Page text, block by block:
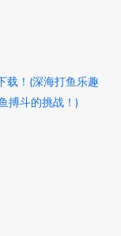
载！(深海打鱼乐趣
搏斗的挑战！)